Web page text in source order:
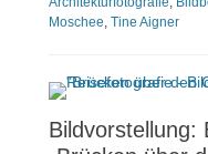
Moschee, Tine Aigner
Bildvorstellung: